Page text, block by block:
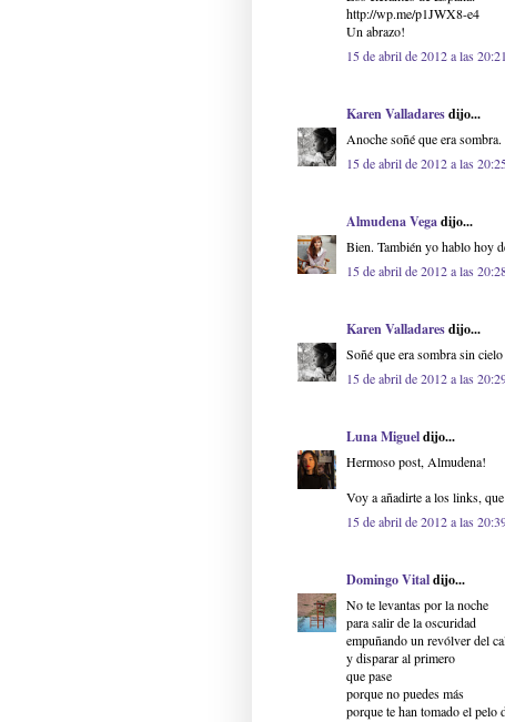
http://wp.me/p1JWX8-e4
Un abrazo!
15 de abril de 2012 a las 20:21
Karen Valladaresdijo...
Anoche soñé que era sombra.
15 de abril de 2012 a las
Almudena Vegadijo...
Bien. También yo hablo hoy
15 de abril de 2012 a las
Karen Valladaresdijo...
Soñé que era sombra sin
15 de abril de 2012 a las
Luna Migueldijo...
Hermoso post, Almudena!
Voy a añadirte a los links,
15 de abril de 2012 a las
Domingo Vitaldijo...
No te levantas por la noche
para salir de la oscuridad
empuñando un revólver del
y disparar al primero
que pase
porque no puedes más
porque te han tomado el pelo